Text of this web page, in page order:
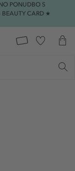
PONUDBO S
CARD ★